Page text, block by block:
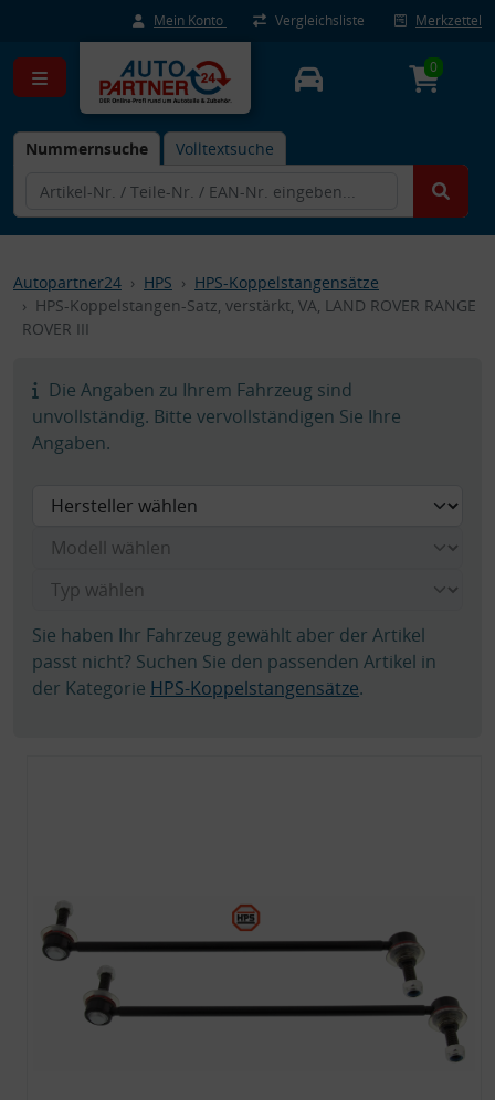
Mein Konto Vergleichsliste Merkzettel
Nummernsuche Volltextsuche
0
Autopartner24 HPS
HPS-Koppelstangensätze
HPS-Koppelstangen-Satz, verstärkt, VA, LAND ROVER RANGE
ROVER III
Die Angaben zu Ihrem Fahrzeug sind
unvollständig. Bitte vervollständigen Sie Ihre
Angaben.
Sie haben Ihr Fahrzeug gewählt aber der Artikel
passt nicht? Suchen Sie den passenden Artikel in
der Kategorie HPS-Koppelstangensätze.